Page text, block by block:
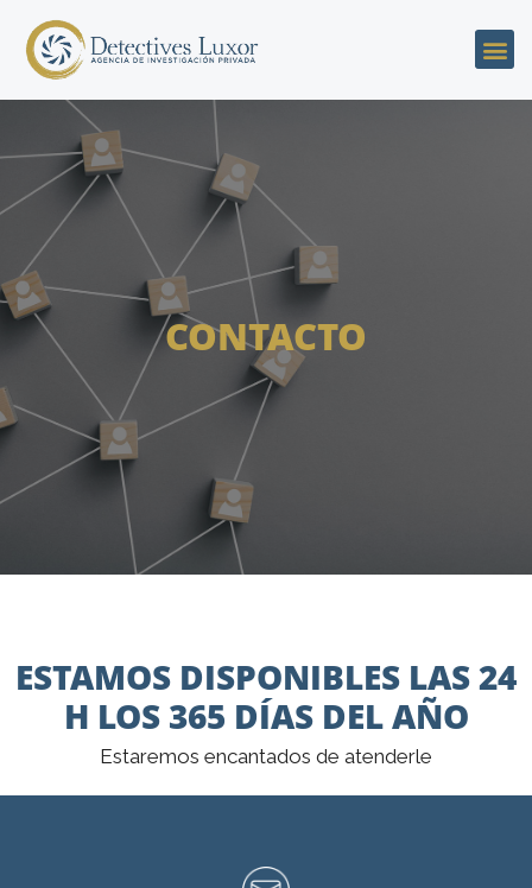
CONTACTO
ESTAMOS DISPONIBLES LAS 24
H LOS 365 DÍAS DEL AÑO
Estaremos encantados de atenderle